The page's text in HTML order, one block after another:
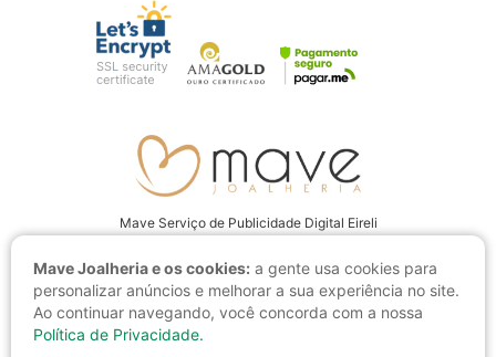
Mave Joalheria e os cookies: a gente usa cookies para
personalizar anúncios e melhorar a sua experiência no site.
Ao continuar navegando, você concorda com a nossa
Política de Privacidade.
Mave Serviço de Publicidade Digital Eireli
Av. Juscelino Kubitschek, 4001 CEP: 15093-280, São José do Rio Preto
- SP